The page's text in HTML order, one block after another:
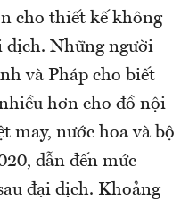
cho thiết kế không
dịch. Những người
và Pháp cho biết
hơn cho đồ nội
may, nước hoa và bộ
dẫn đến mức
đại dịch. Khoảng